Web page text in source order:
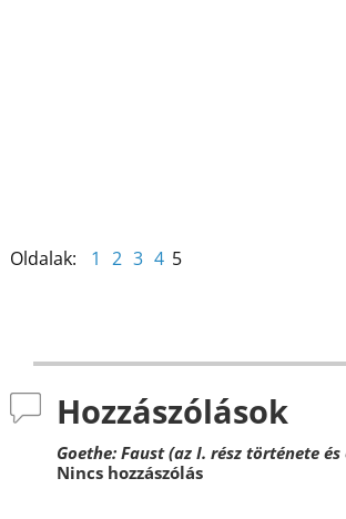
Oldalak: 1 2 3 4 5
Hozzászólások
Goethe: Faust (az I. rész története és
Nincs hozzászólás